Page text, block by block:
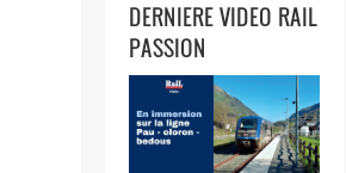
DERNIERE VIDEO RAIL
PASSION